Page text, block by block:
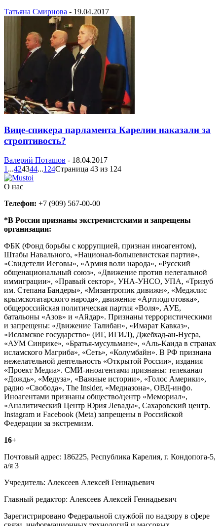
Татьяна Смирнова - 19.04.2017
Вице-спикера парламента Карелии наказали за
строптивость?
Валерий Поташов - 18.04.2017
1 ...424344...124Страница 43 из 124
О нас
Телефон: +7 (909) 567-00-00
*В России признаны экстремистскими и запрещены
организации:
ФБК (Фонд борьбы с коррупцией, признан иноагентом),
Штабы Навального, «Национал-большевистская партия»,
«Свидетели Иеговы», «Армия воли народа», «Русский
общенациональный союз», «Движение против нелегальной
иммиграции», «Правый сектор», УНА-УНСО, УПА, «Тризуб
им. Степана Бандеры», «Мизантропик дивижн», «Меджлис
крымскотатарского народа», движение «Артподготовка»,
общероссийская политическая партия «Воля», АУЕ,
батальоны «Азов» и «Айдар». Признаны террористическими
и запрещены: «Движение Талибан», «Имарат Кавказ»,
«Исламское государство» (ИГ, ИГИЛ), Джебхад-ан-Нусра,
«АУМ Синрике», «Братья-мусульмане», «Аль-Каида в странах
исламского Магриба», «Сеть», «Колумбайн». В РФ признана
нежелательной деятельность «Открытой России», издания
«Проект Медиа». СМИ-иноагентами признаны: телеканал
«Дождь», «Медуза», «Важные истории», «Голос Америки»,
радио «Свобода», The Insider, «Медиазона», ОВД-инфо.
Иноагентами признаны общество/центр «Мемориал»,
«Аналитический Центр Юрия Левады», Сахаровский центр.
Instagram и Facebook (Metа) запрещены в Российской
Федерации за экстремизм.
16+
Почтовый адрес: 186225, Республика Карелия, г. Кондопога-5,
а/я 3
Учредитель: Алексеев Алексей Геннадьевич
Главный редактор: Алексеев Алексей Геннадьевич
Зарегистрировано Федеральной службой по надзору в сфере